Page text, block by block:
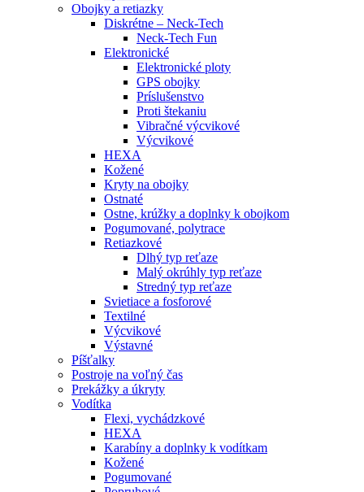
Obojky a retiazky
Diskrétne – Neck-Tech
Neck-Tech Fun
Elektronické
Elektronické ploty
GPS obojky
Príslušenstvo
Proti štekaniu
Vibračné výcvikové
Výcvikové
HEXA
Kožené
Kryty na obojky
Ostnaté
Ostne, krúžky a doplnky k obojkom
Pogumované, polytrace
Retiazkové
Dlhý typ reťaze
Malý okrúhly typ reťaze
Stredný typ reťaze
Svietiace a fosforové
Textilné
Výcvikové
Výstavné
Píšťalky
Postroje na voľný čas
Prekážky a úkryty
Vodítka
Flexi, vychádzkové
HEXA
Karabíny a doplnky k vodítkam
Kožené
Pogumované